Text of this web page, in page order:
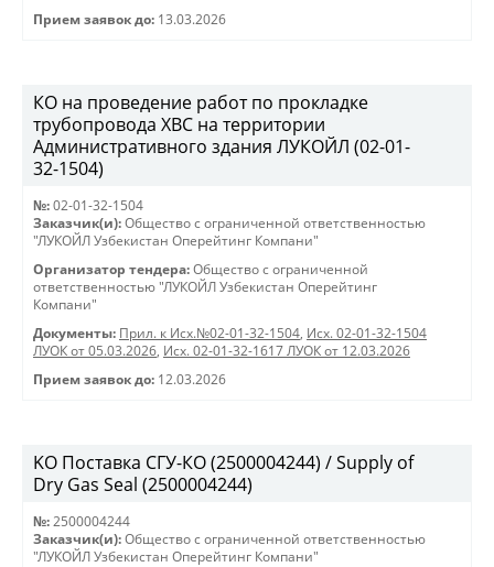
Прием заявок до: 13.03.2026
КО на проведение работ по прокладке
трубопровода ХВС на территории
Административного здания ЛУКОЙЛ (02-01-
32-1504)
№: 02-01-32-1504
Заказчик(и): Общество с ограниченной ответственностью
"ЛУКОЙЛ Узбекистан Оперейтинг Компани"
Организатор тендера: Общество с ограниченной
ответственностью "ЛУКОЙЛ Узбекистан Оперейтинг
Компани"
Документы: Прил. к Исх.№02-01-32-1504, Исх. 02-01-32-1504
ЛУОК от 05.03.2026, Исх. 02-01-32-1617 ЛУОК от 12.03.2026
Прием заявок до: 12.03.2026
KO Поставка СГУ-КО (2500004244) / Supply of
Dry Gas Seal (2500004244)
№: 2500004244
Заказчик(и): Общество с ограниченной ответственностью
"ЛУКОЙЛ Узбекистан Оперейтинг Компани"